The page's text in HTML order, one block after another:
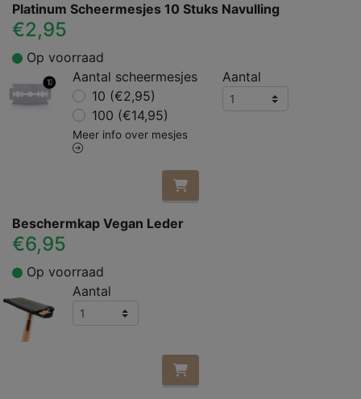
Platinum Scheermesjes 10 Stuks Navulling
€2,95
Op voorraad
Aantal scheermesjes
10 (€2,95)
100 (€14,95)
Meer info over mesjes
Aantal
Beschermkap Vegan Leder
€6,95
Op voorraad
Aantal